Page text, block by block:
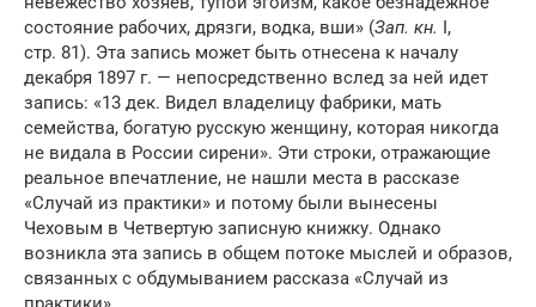
состояние рабочих, дрязги, водка, вши» (Зап. кн. I,
стр. 81). Эта запись может быть отнесена к началу
декабря 1897 г. — непосредственно вслед за ней идет
запись: «13 дек. Видел владелицу фабрики, мать
семейства, богатую русскую женщину, которая никогда
не видала в России сирени». Эти строки, отражающие
реальное впечатление, не нашли места в рассказе
«Случай из практики» и потому были вынесены
Чеховым в Четвертую записную книжку. Однако
возникла эта запись в общем потоке мыслей и образов,
связанных с обдумыванием рассказа «Случай из